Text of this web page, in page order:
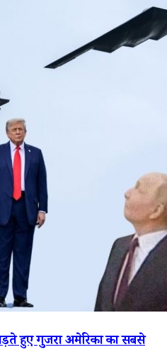
हुए गुजरा अमेरिका का सबसे